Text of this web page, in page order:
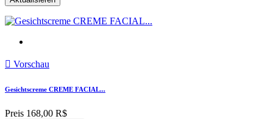
 Vorschau
Gesichtscreme CREME FACIAL...
Preis 168,00 R$